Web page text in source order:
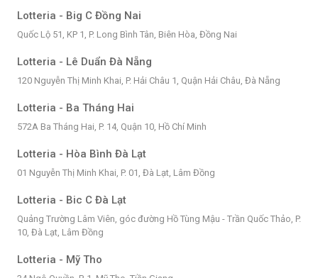
Lotteria - Big C Đồng Nai
Quốc Lộ 51, KP 1, P. Long Bình Tân, Biên Hòa, Đồng Nai
Lotteria - Lê Duẩn Đà Nẵng
120 Nguyễn Thị Minh Khai, P. Hải Châu 1, Quận Hải Châu, Đà Nẵng
Lotteria - Ba Tháng Hai
572A Ba Tháng Hai, P. 14, Quận 10, Hồ Chí Minh
Lotteria - Hòa Bình Đà Lạt
01 Nguyễn Thị Minh Khai, P. 01, Đà Lạt, Lâm Đồng
Lotteria - Bic C Đà Lạt
Quảng Trường Lâm Viên, góc đường Hồ Tùng Mậu - Trần Quốc Thảo, P.
10, Đà Lạt, Lâm Đồng
Lotteria - Mỹ Tho